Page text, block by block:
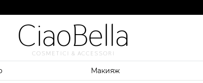
CiaoBella
COSMETICI & ACCESSORI
Макияж